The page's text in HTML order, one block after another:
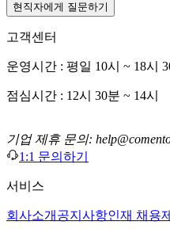
현직자에게 질문하기
고객센터
운영시간 : 평일 10시 ~ 18시
점심시간 : 12시 30분 ~ 14시
기업 제휴 문의:
1:1 문의하기
서비스
회사소개 공지사항인재 채용